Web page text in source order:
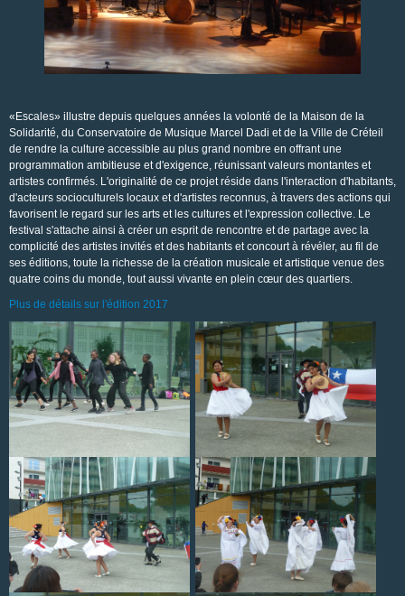
«Escales» illustre depuis quelques années la volonté de la Maison de la
Solidarité, du Conservatoire de Musique Marcel Dadi et de la Ville de Créteil
de rendre la culture accessible au plus grand nombre en offrant une
programmation ambitieuse et d'exigence, réunissant valeurs montantes et
artistes confirmés. L'originalité de ce projet réside dans l'interaction d'habitants,
d'acteurs socioculturels locaux et d'artistes reconnus, à travers des actions qui
favorisent le regard sur les arts et les cultures et l'expression collective. Le
festival s'attache ainsi à créer un esprit de rencontre et de partage avec la
complicité des artistes invités et des habitants et concourt à révéler, au fil de
ses éditions, toute la richesse de la création musicale et artistique venue des
quatre coins du monde, tout aussi vivante en plein cœur des quartiers.
Plus de détails sur l'édition 2017